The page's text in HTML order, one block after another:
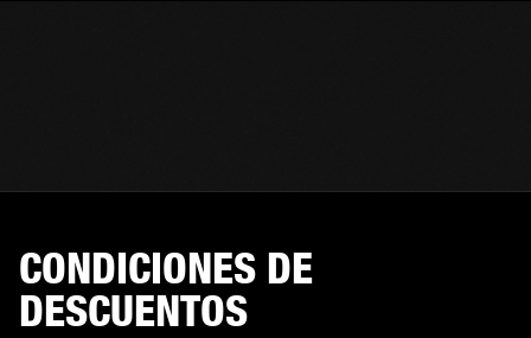
CONDICIONES DE
DESCUENTOS